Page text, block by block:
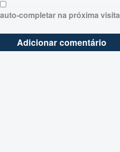
auto-completar na próxima visita